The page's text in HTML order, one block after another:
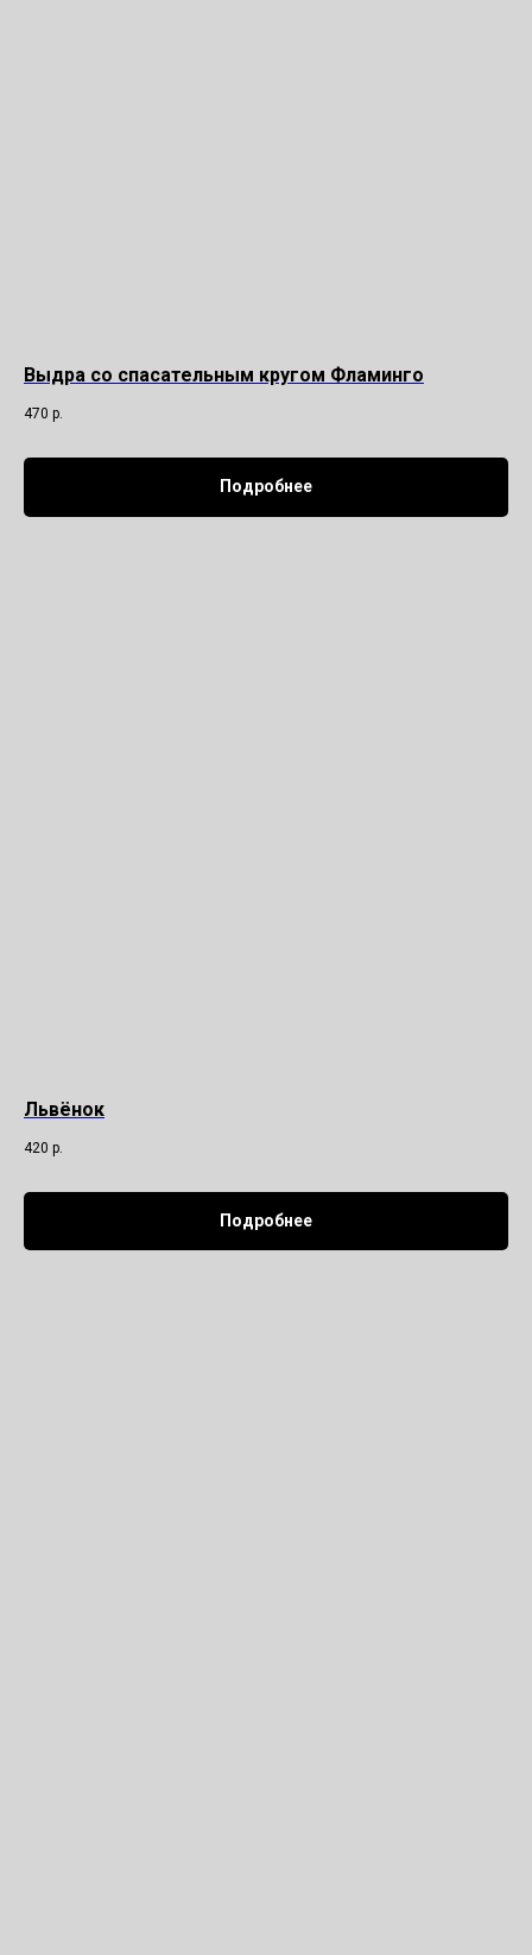
Выдра со спасательным кругом Фламинго
470 р.
Подробнее
Львёнок
420 р.
Подробнее